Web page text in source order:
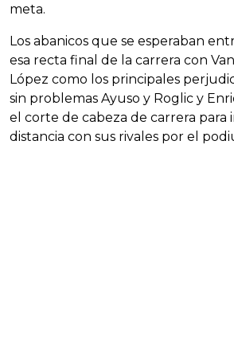
meta.
Los abanicos que se esperaban
esa recta final de la carrera con
López como los principales
sin problemas Ayuso y Roglic y
el corte de cabeza de carrera
distancia con sus rivales por el